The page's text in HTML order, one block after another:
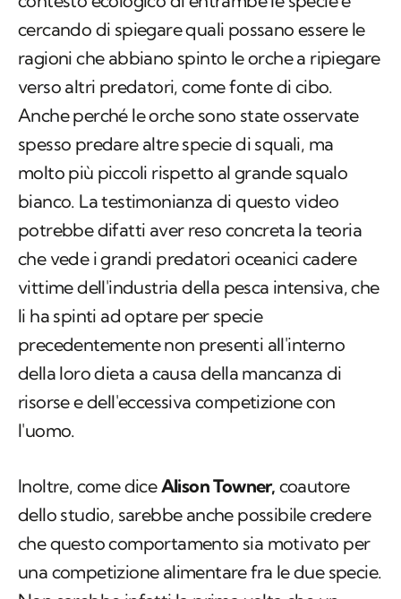
verso altri predatori, come fonte di cibo.
Anche perché le orche sono state osservate
spesso predare altre specie di squali, ma
molto più piccoli rispetto al grande squalo
bianco. La testimonianza di questo video
potrebbe difatti aver reso concreta la teoria
che vede i grandi predatori oceanici cadere
vittime dell'industria della pesca intensiva, che
li ha spinti ad optare per specie
precedentemente non presenti all'interno
della loro dieta a causa della mancanza di
risorse e dell'eccessiva competizione con
l'uomo.
Inoltre, come diceAlison Towner,coautore
dello studio, sarebbe anche possibile credere
una competizione alimentare fra le due specie.
Non sarebbe infatti la prima volta che un
predatore ne aggredisce un altro, tentando
così di garantirsi maggiori possibilità nella